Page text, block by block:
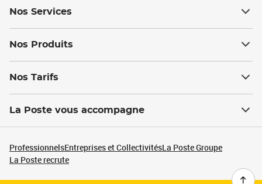
Nos Services
Nos Produits
Nos Tarifs
La Poste vous accompagne
ProfessionnelsEntreprises et CollectivitésLa Poste Groupe
La Poste recrute